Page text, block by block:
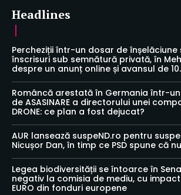
Headlines
Percheziții într-un dosar de înșelăciune
înscrisuri sub semnătură privată, în
despre un anunț online și avansul de
Româncă arestată în Germania într-
de ASASINARE a directorului unei
DRONE: ce plan a fost dejucat?
AUR lansează suspeND.ro pentru
Nicușor Dan, în timp ce PSD spune că
Legea biodiversității se întoarce în
negativ la comisia de mediu, cu impact
EURO din fonduri europene